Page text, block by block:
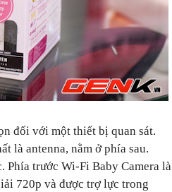
đối với một thiết bị quan sát.
là antenna, nằm ở phía sau.
Phía trước Wi-Fi Baby Camera là
720p và được trợ lực trong